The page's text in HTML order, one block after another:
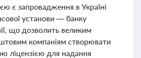
є запровадження в Україні
установи — банку
що дозволить великим
компаніям створювати
ліцензією для надання